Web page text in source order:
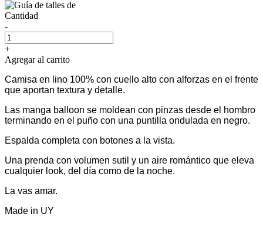
Cantidad
-
+
Agregar al carrito
Camisa en lino 100% con cuello alto con alforzas en el frente
que aportan textura y detalle.
Las manga balloon se moldean con pinzas desde el hombro
terminando en el puño con una puntilla ondulada en negro.
Espalda completa con botones a la vista.
Una prenda con volumen sutil y un aire romántico que eleva
cualquier look, del día como de la noche.
La vas amar.
Made in UY